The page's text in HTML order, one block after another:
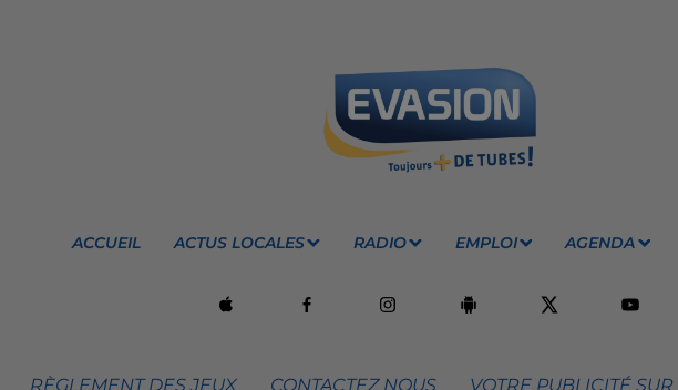
ACCUEIL ACTUS LOCALES RADIO EMPLOI AGENDA
RÈGLEMENT DES JEUX CONTACTEZ NOUS VOTRE PUBLICITÉ